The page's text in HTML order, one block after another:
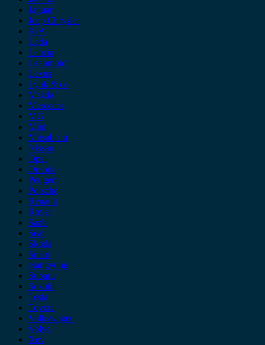
Jaguar
Jeep Chrysler
KIA
Lada
Lancia
Leapmotor
Lexus
Lynk & co
Mazda
Mercedes
MG
Mini
Mitsubishi
Nissan
Opel
Omoda
Peugeot
Porsche
Renault
Rover
Saab
Seat
Skoda
Smart
ssangyong
Subaru
Suzuki
Tesla
Toyota
Volkswagen
Volvo
Xev